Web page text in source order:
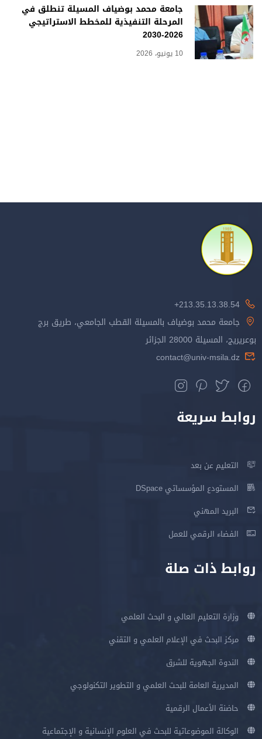
جامعة محمد بوضياف المسيلة تنطلق في
المرحلة التنفيذية للمخطط الاستراتيجي
2026-2030
10 يونيو، 2026
213.35.13.38.54+
جامعة محمد بوضياف بالمسيلة القطب الجامعي، طريق برج
بوعريريج، المسيلة 28000 الجزائر
contact@univ-msila.dz
روابط سريعة
التعليم عن بعد
المستودع المؤسساتي DSpace
البريد المهني
الفضاء الرقمي للعمل
روابط ذات صلة
وزارة التعليم العالي و البحث العلمي
مركز البحث في الإعلام العلمي و التقني
الندوة الجهوية للشرق
المديرية العامة للبحث العلمي و التطوير التكنولوجي
حاضنة الأعمال الرقمية
الوكالة الموضوعاتية للبحث في العلوم الإنسانية و الإجتماعية